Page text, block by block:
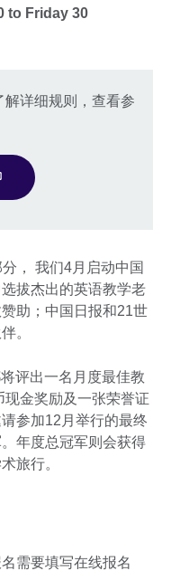
to Friday 30
详细规则，查看参
， 我们4月启动中国
拔杰出的英语教学老
助；中国日报和21世
。
评出一名月度最佳教
金奖励及一张荣誉证
参加12月举行的最终
年度总冠军则会获得
旅行。
需要填写在线报名